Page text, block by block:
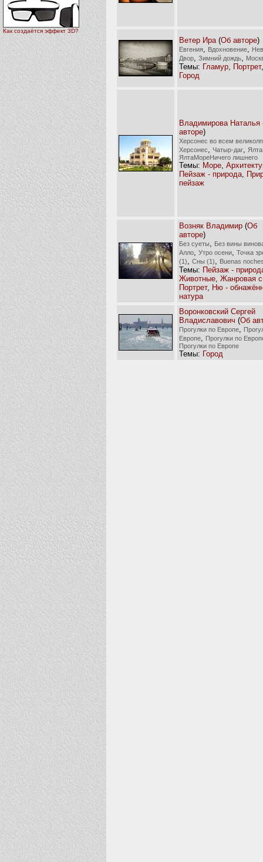
Как создаётся эффект 3D?
Ветер Ира (Об авторе)
Евгения Вдохновение
Двор
Зимний дождь
Темы: Гламур Портрет,
Город
Владимирова Наталья
авторе)
Херсонес во всем
Херсонес
Чатыр-даг
ЯлтаМореНичего лишнего
Темы: Море
Пейзаж - природа
пейзаж
Возняк Владимир (Об
авторе)
Без суеты
Без вины
Алло
Утро осени
Точка
(1)
Сны (1) Buenas
Темы: Пейзаж -
Животные Жанровая
Портрет, Ню -
натура
Воронковский Сергей
Владиславович (Об
Прогулки по Европе
Европе
Прогулки по
Прогулки по Европе
Темы: Город